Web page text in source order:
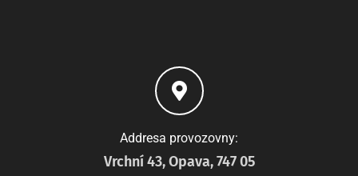
Addresa provozovny:
Vrchní 43, Opava, 747 05